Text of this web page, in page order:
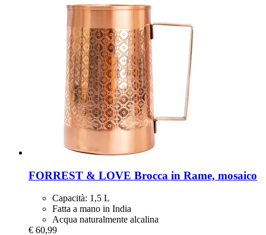
FORREST & LOVE Brocca in Rame, mosaico
Capacità: 1,5 L
Fatta a mano in India
Acqua naturalmente alcalina
€ 60,99